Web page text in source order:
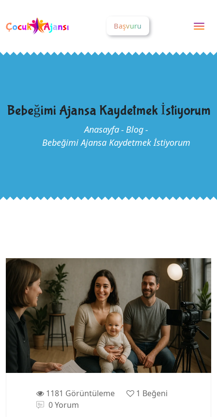
Başvuru
Bebeğimi Ajansa Kaydetmek İstiyorum
Anasayfa- Blog-
Bebeğimi Ajansa Kaydetmek İstiyorum
1181 Görüntüleme 1 Beğeni
0 Yorum